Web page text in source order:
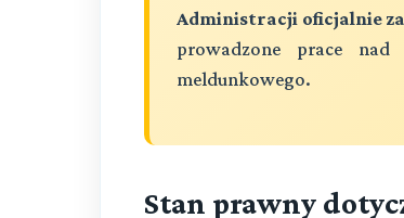
Administracji oficjalnie
prowadzone prace nad
meldunkowego.
Stan prawny